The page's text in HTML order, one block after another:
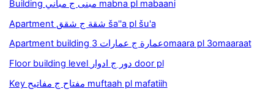
Building مبنى ج مباني mabna pl mabaani
Apartment شقة ج شقق ša''a pl šu'a
Apartment building عمارة ج عمارات 3omaara pl 3omaaraat
Floor building level دور ج ادوار door pl
Key مفتاح ج مفاتيح muftaah pl mafatiih